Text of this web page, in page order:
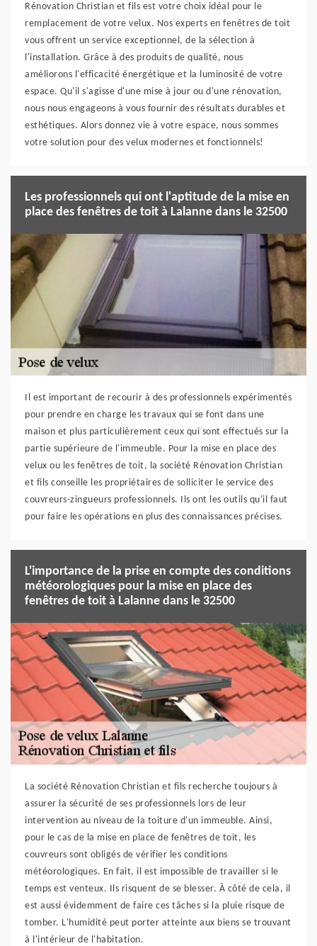
Rénovation Christian et fils est votre choix idéal pour le
remplacement de votre velux. Nos experts en fenêtres de toit
vous offrent un service exceptionnel, de la sélection à
l'installation. Grâce à des produits de qualité, nous
améliorons l'efficacité énergétique et la luminosité de votre
espace. Qu'il s'agisse d'une mise à jour ou d'une rénovation,
nous nous engageons à vous fournir des résultats durables et
esthétiques. Alors donnez vie à votre espace, nous sommes
votre solution pour des velux modernes et fonctionnels!
Les professionnels qui ont l'aptitude de la mise en
place des fenêtres de toit à Lalanne dans le 32500
Il est important de recourir à des professionnels expérimentés
pour prendre en charge les travaux qui se font dans une
maison et plus particulièrement ceux qui sont effectués sur la
partie supérieure de l'immeuble. Pour la mise en place des
velux ou les fenêtres de toit, la société Rénovation Christian
et fils conseille les propriétaires de solliciter le service des
couvreurs-zingueurs professionnels. Ils ont les outils qu'il faut
pour faire les opérations en plus des connaissances précises.
L'importance de la prise en compte des conditions
météorologiques pour la mise en place des
fenêtres de toit à Lalanne dans le 32500
La société Rénovation Christian et fils recherche toujours à
assurer la sécurité de ses professionnels lors de leur
intervention au niveau de la toiture d'un immeuble. Ainsi,
pour le cas de la mise en place de fenêtres de toit, les
couvreurs sont obligés de vérifier les conditions
météorologiques. En fait, il est impossible de travailler si le
temps est venteux. Ils risquent de se blesser. À côté de cela, il
est aussi évidemment de faire ces tâches si la pluie risque de
tomber. L'humidité peut porter atteinte aux biens se trouvant
à l'intérieur de l'habitation.